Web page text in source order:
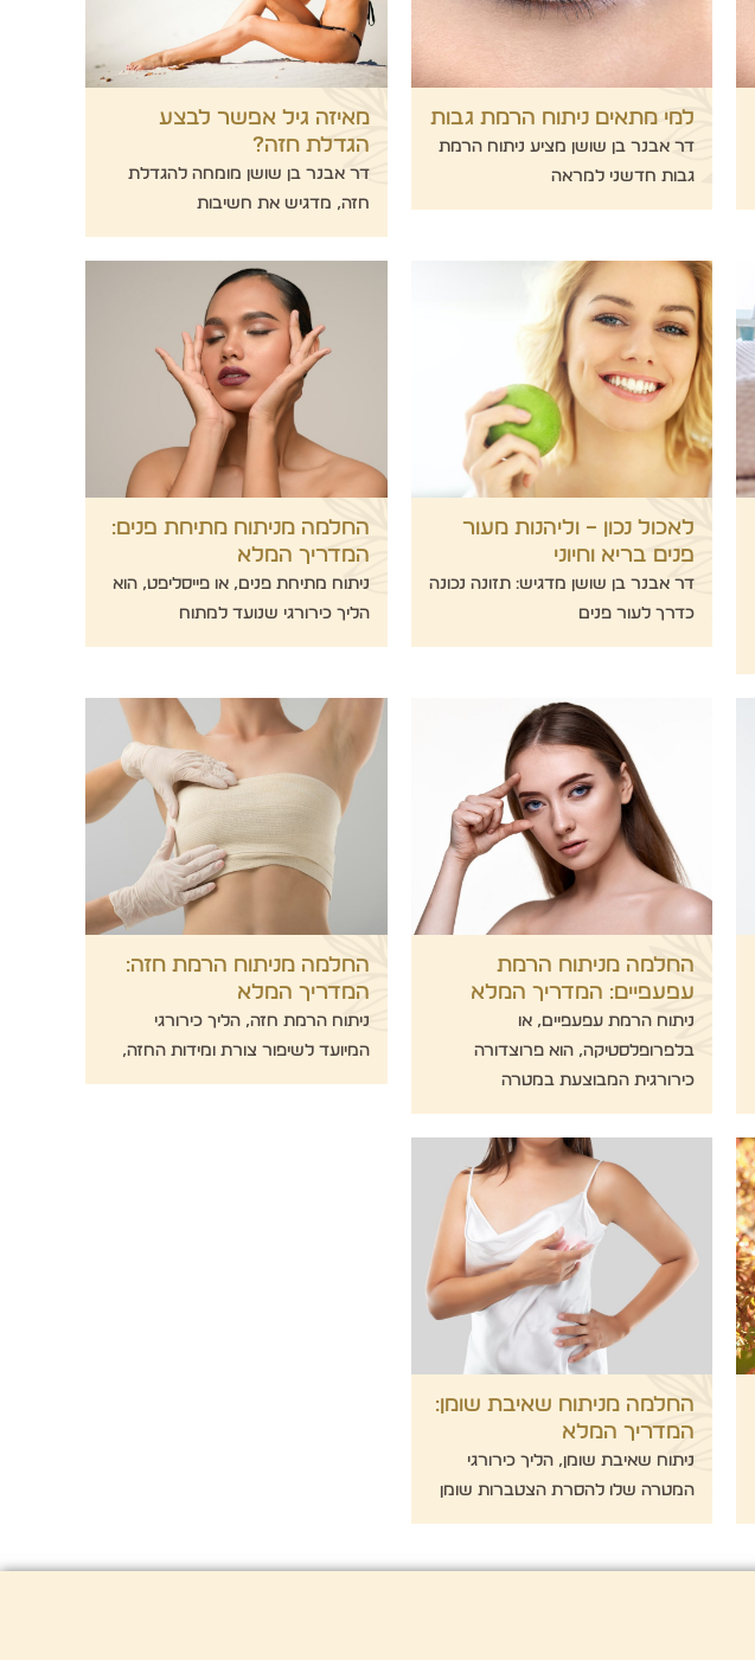
למי מתאים ניתוח הרמת גבות
דר אבנר בן שושן מציע ניתוח הרמת
גבות חדשני למראה
מאיזה גיל אפשר לבצע
הגדלת חזה?
דר אבנר בן שושן מומחה להגדלת
חזה, מדגיש את חשיבות
לאכול נכון – וליהנות מעור
פנים בריא וחיוני
דר אבנר בן שושן מדגיש: תזונה נכונה
כדרך לעור פנים
החלמה מניתוח מתיחת פנים:
המדריך המלא
ניתוח מתיחת פנים, או פייסליפט, הוא
הליך כירורגי שנועד למתוח
החלמה מניתוח הרמת
עפעפיים: המדריך המלא
ניתוח הרמת עפעפיים, או
בלפרופלסטיקה, הוא פרוצדורה
כירורגית המבוצעת במטרה
החלמה מניתוח הרמת חזה:
המדריך המלא
ניתוח הרמת חזה, הליך כירורגי
המיועד לשיפור צורת ומידות החזה,
החלמה מניתוח שאיבת שומן:
המדריך המלא
ניתוח שאיבת שומן, הליך כירורגי
המטרה שלו להסרת הצטברות שומן